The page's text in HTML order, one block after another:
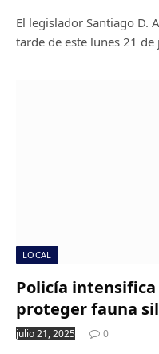
El legislador Santiago D.
tarde de este lunes 21
LOCAL
Policía
proteger fauna
julio 21, 2025 0